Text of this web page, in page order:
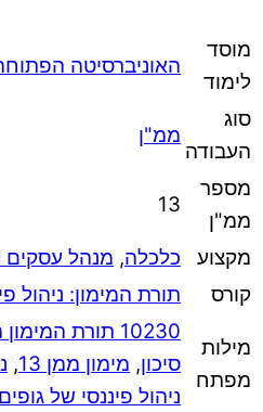
מוסד
לימוד
האוניברסיטה
סוג
העבודה
ממ"ן
מספר
ממ"ן
13
מקצוע כלכלה, מנהל עסקים
קורס
תורת המימון: ניהול
מילות
מפתח
10230 תורת המימון ממן 13
סיכון, מימון ממן 13 ,
ניהול פיננסי של